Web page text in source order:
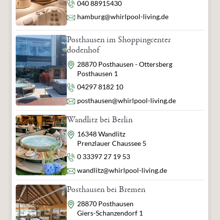
Primavera Life GmbH
Naturparadies 1
87466 Oy-Mittelberg
Deutschland
info@primaveralife.com
verantwortliche Person:
Primavera Life GmbH
Naturparadies 1
87466 Oy-Mittelberg
Deutschland
info@primaveralife.com
Telefon
040 88915430
E-Mail
hamburg@whirlpool-living.de
Posthausen im Shoppingcenter
dodenhof
Adresse
28870 Posthausen - Ottersberg
Posthausen 1
Telefon
04297 8182 10
E-Mail
posthausen@whirlpool-living.de
Wandlitz bei Berlin
Adresse
16348 Wandlitz
Prenzlauer Chaussee 5
Telefon
0 33397 27 19 53
E-Mail
wandlitz@whirlpool-living.de
Posthausen bei Bremen
Adresse
28870 Posthausen
Giers-Schanzendorf 1